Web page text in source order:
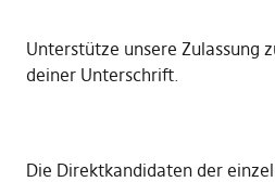
Unterstütze unsere Zulassung
deiner Unterschrift.
Die Direktkandidaten der